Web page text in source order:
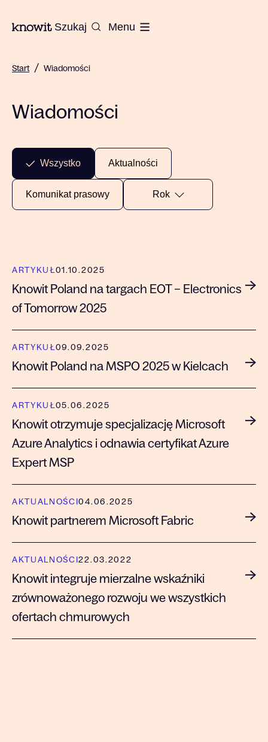
Do strony głównej Knowit
Szukaj Menu
Start / Wiadomości
Wiadomości
Wszystko Aktualności
Komunikat prasowy Rok
ARTYKUŁ 01.10.2025
Knowit Poland na targach EOT – Electronics
of Tomorrow 2025
ARTYKUŁ 09.09.2025
Knowit Poland na MSPO 2025 w Kielcach
ARTYKUŁ 05.06.2025
Knowit otrzymuje specjalizację Microsoft
Azure Analytics i odnawia certyfikat Azure
Expert MSP
AKTUALNOŚCI04.06.2025
Knowit partnerem Microsoft Fabric
AKTUALNOŚCI22.03.2022
Knowit integruje mierzalne wskaźniki
zrównoważonego rozwoju we wszystkich
ofertach chmurowych